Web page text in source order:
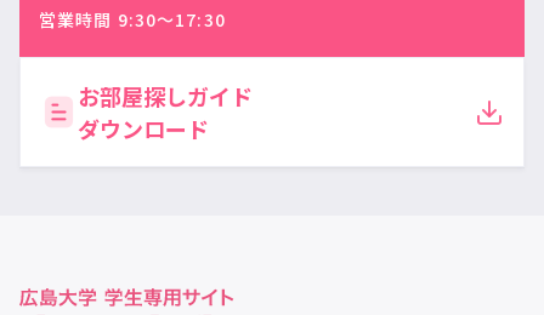
営業時間 9:30〜17:30
お部屋探しガイド
ダウンロード